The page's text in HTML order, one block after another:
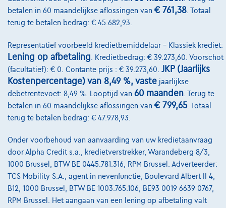
8520 Kuurne, VDC Car Kortrijk/Kuurne
Vergelijk
Bekijk wagen
betalen in 60 maandelijkse aflossingen van € 761,38 . Totaal
terug te betalen bedrag: € 45.682,93.
Representatief voorbeeld kredietbemiddelaar – Klassiek krediet:
Lening op afbetaling . Kredietbedrag: € 39.273,60. Voorschot
(facultatief): € 0. Contante prijs : € 39.273,60. JKP (Jaarlijks
Kostenpercentage) van 8,49 %, vaste jaarlijkse
debetrentevoet: 8,49 %. Looptijd van 60 maanden . Terug te
betalen in 60 maandelijkse aflossingen van € 799,65. Totaal
terug te betalen bedrag: € 47.978,93.
Onder voorbehoud van aanvaarding van uw kredietaanvraag
door Alpha Credit s.a., kredietverstrekker, Warandeberg 8/3,
1000 Brussel, BTW BE 0445.781.316, RPM Brussel. Adverteerder:
TCS Mobility S.A., agent in nevenfunctie, Boulevard Albert II 4,
B12, 1000 Brussel, BTW BE 1003.765.106, BE93 0019 6639 0767,
RPM Brussel. Het aangaan van een lening op afbetaling valt